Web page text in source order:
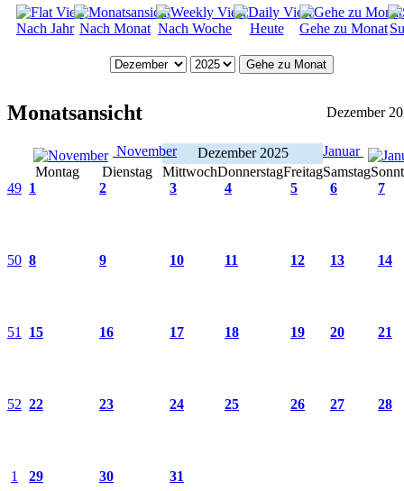
Nach Jahr Nach Monat Nach Woche Heute Gehe zu Monat
Gehe zu Monat
Monatsansicht Dezember
November Dezember 2025
Januar
Montag
Dienstag MittwochDonnerstagFreitagSamstag
49 1 2 3 4 5 6 7
50 8 9 10 11 12 13 14
51 15 16 17 18 19 20 21
52 22 23 24 25 26 27 28
1 29 30
31